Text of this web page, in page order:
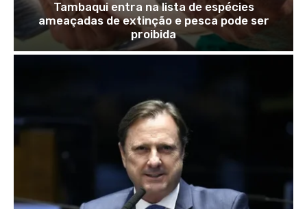
Tambaqui entra na lista de espécies
ameaçadas de extinção e pesca pode ser
proibida